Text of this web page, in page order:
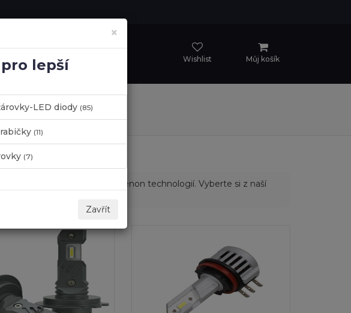
×
lepší
LED diody (85)
(11)
(7)
Zavřít
Wishlist Můj košík
LED-XENON
po autožárovky s LED a Xenon technologií. Vyberte si z naší